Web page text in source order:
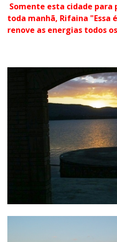
Somente esta cidade
toda manhã, Rifaina "Essa
renove as energias todos